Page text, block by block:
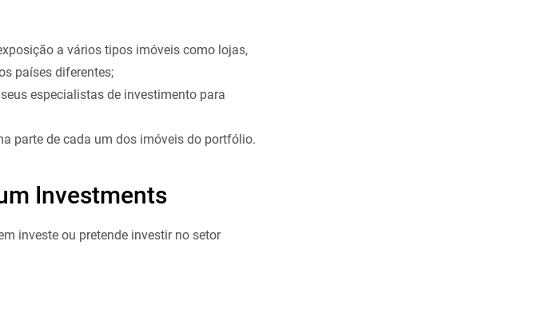
a vários tipos imóveis como lojas,
países diferentes;
especialistas de investimento para
parte de cada um dos imóveis do portfólio.
Investments
investe ou pretende investir no setor